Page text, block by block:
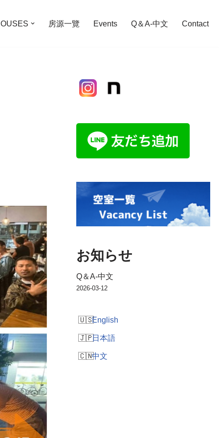
房源一覽 Events Q＆A-中文 Contact
お知らせ
Q＆A-中文
2026-03-12
English
日本語
中文